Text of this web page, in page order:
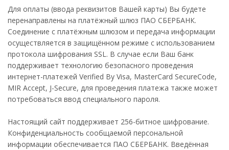
Для оплаты (ввода реквизитов Вашей карты) Вы будете
перенаправлены на платёжный шлюз ПАО СБЕРБАНК.
Соединение с платёжным шлюзом и передача информации
осуществляется в защищённом режиме с использованием
протокола шифрования SSL. В случае если Ваш банк
поддерживает технологию безопасного проведения
интернет-платежей Verified By Visa, MasterCard SecureCode,
MIR Accept, J-Secure, для проведения платежа также может
потребоваться ввод специального пароля.
Настоящий сайт поддерживает 256-битное шифрование.
Конфиденциальность сообщаемой персональной
информации обеспечивается ПАО СБЕРБАНК. Введённая